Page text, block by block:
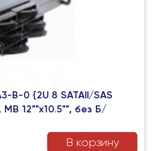
B-0 {2U 8 SATAII/SAS
12""x10.5"", без Б/
В корзину